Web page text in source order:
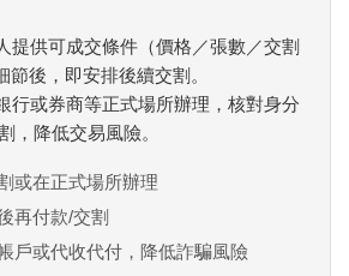
提供可成交條件（價格／張數／交割
後，即安排後續交割。
行或券商等正式場所辦理，核對身分
，降低交易風險。
或在正式場所辦理
再付款/交割
戶或代收代付，降低詐騙風險